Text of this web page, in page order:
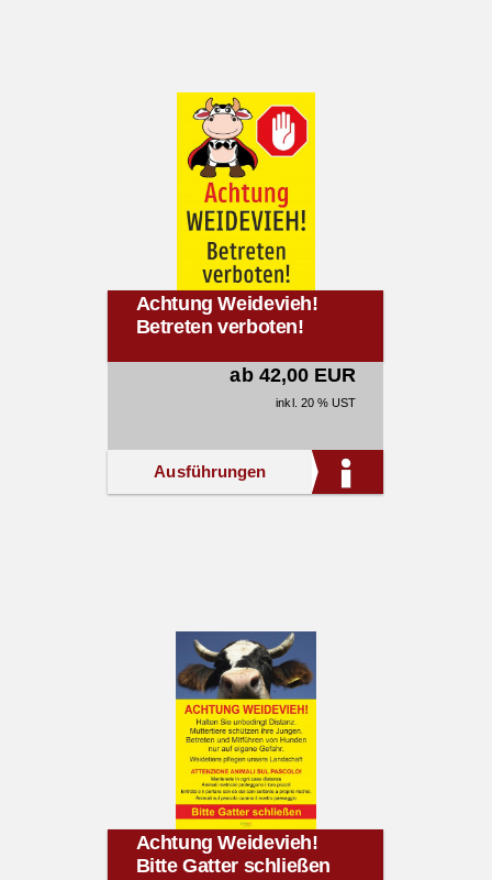
Achtung Weidevieh!
Betreten verboten!
ab 42,00 EUR
inkl. 20 % UST
Ausführungen
Achtung Weidevieh!
Bitte Gatter schließen